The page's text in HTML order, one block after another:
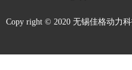
Copy right © 2020 无锡佳格动力